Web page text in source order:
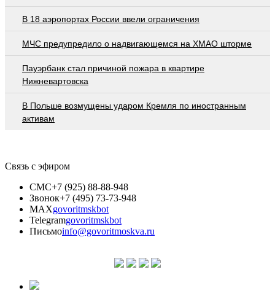
В 18 аэропортах России ввели ограничения
МЧС предупредило о надвигающемся на ХМАО шторме
Пауэрбанк стал причиной пожара в квартире
Нижневартовска
В Польше возмущены ударом Кремля по иностранным
активам
Связь с эфиром
СМС+7 (925) 88-88-948
Звонок+7 (495) 73-73-948
MAXgovoritmskbot
Telegramgovoritmskbot
Письмоinfo@govoritmoskva.ru